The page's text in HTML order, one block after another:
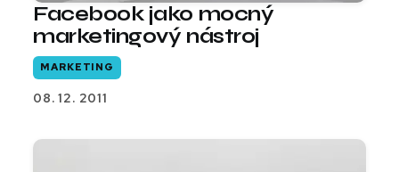
Facebook jako mocný
marketingový nástroj
MARKETING
08. 12. 2011